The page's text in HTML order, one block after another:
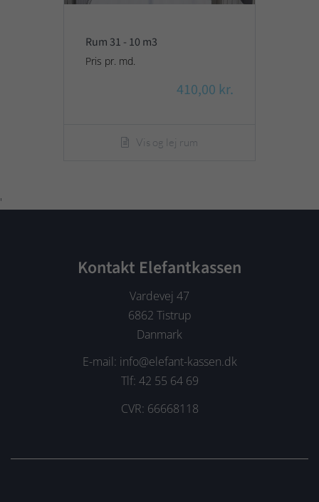
Rum 31 - 10 m3
Pris pr. md.
410,00 kr.
Vis og lej rum
'
Kontakt Elefantkassen
Vardevej 47
6862 Tistrup
Danmark
E-mail: info@elefant-kassen.dk
Tlf: 42 55 64 69
CVR: 66668118